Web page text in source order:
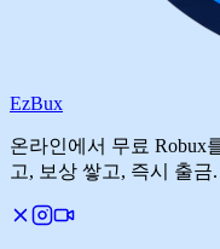
EzBux
온라인에서 무료 Robux
고, 보상 쌓고, 즉시 출금.